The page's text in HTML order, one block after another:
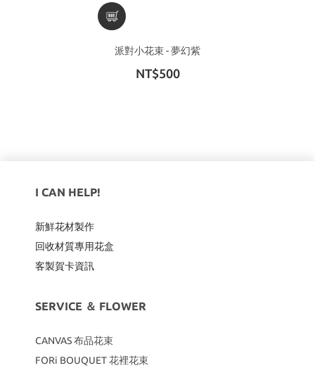
派對小花束 - 夢幻紫
NT$500
I CAN HELP!
新鮮花材製作
回收材質專用花盒
客製賀卡資訊
SERVICE ＆ FLOWER
CANVAS布品花束
FORi BOUQUET 花裡花束